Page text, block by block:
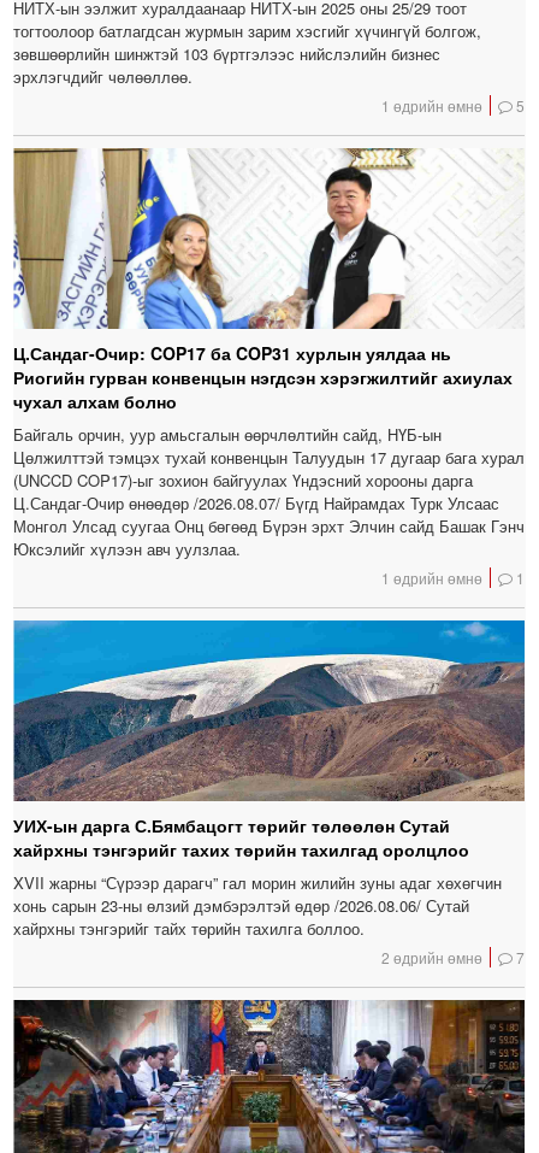
НИТХ-ын ээлжит хуралдаанаар НИТХ-ын 2025 оны 25/29 тоот
тогтоолоор батлагдсан журмын зарим хэсгийг хүчингүй болгож,
зөвшөөрлийн шинжтэй 103 бүртгэлээс нийслэлийн бизнес
эрхлэгчдийг чөлөөллөө.
1 өдрийн өмнө 5
Ц.Сандаг-Очир: COP17 ба COP31 хурлын уялдаа нь
Риогийн гурван конвенцын нэгдсэн хэрэгжилтийг ахиулах
чухал алхам болно
Байгаль орчин, уур амьсгалын өөрчлөлтийн сайд, НҮБ-ын
Цөлжилттэй тэмцэх тухай конвенцын Талуудын 17 дугаар бага хурал
(UNCCD COP17)-ыг зохион байгуулах Үндэсний хорооны дарга
Ц.Сандаг-Очир өнөөдөр /2026.08.07/ Бүгд Найрамдах Турк Улсаас
Монгол Улсад суугаа Онц бөгөөд Бүрэн эрхт Элчин сайд Башак Гэнч
Юксэлийг хүлээн авч уулзлаа.
1 өдрийн өмнө 1
УИХ-ын дарга С.Бямбацогт төрийг төлөөлөн Сутай
хайрхны тэнгэрийг тахих төрийн тахилгад оролцлоо
XVII жарны “Сүрээр дарагч” гал морин жилийн зуны адаг хөхөгчин
хонь сарын 23-ны өлзий дэмбэрэлтэй өдөр /2026.08.06/ Сутай
хайрхны тэнгэрийг тайх төрийн тахилга боллоо.
2 өдрийн өмнө 7